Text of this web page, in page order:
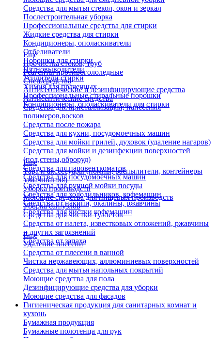
Средства для мытья стекол, окон и зеркал
Послестроительная уборка
Профессиональные средства для стирки
Жидкие средства для стирки
Кондиционеры, ополаскиватели
Отбеливатели
Порошки для стирки
Пятновыводители
Усилители стирки
Химия для прачечных
Профессиональные стиральные порошки
Кондиционеры, ополаскиватели для стирки
Еще
Прочистка стоков, труб
Реагенты противогололедные
Спец.средства
Антисептические и дезинфицирующие средства
Антисептические средства
Средства для кристаллизации, нанесения
полимеров,восков
Средства после пожара
Средства для кухни, посудомоечных машин
Средства для мойки грилей, духовок (удаление нагаров)
Средства для мойки и дезинфекции поверхностей
(пол,стены,оброруд)
Средства для паровенткоматов
Средства для посудомоечных машин
Средства для ручной мойки посуды
Средства для холодильников, кофемашин
Средства от накипи, окалины, ржавчины
Средства для чистки кофемашин
Еще
Тара и аксессуары (помпы, распылители, контейнеры
замачивания)
Уборка производств
Моющие средства для пищевых производств
Уборка сан.узлов
Средства для чистки туалетов
Средства от налета, известковых отложений, ржавчины
и других загрязнений
Средства от запаха
Еще
Удаление плесени
Средства от плесени в ванной
Чистка нержавеющих, аллюминиевых поверхностей
Средства для мытья напольных покрытий
Моющие средства для пола
Дезинфицирующие средства для уборки
Моющие средства для фасадов
Гигиеническая продукция для санитарных комнат и
кухонь
Бумажная продукция
Бумажные полотенца для рук